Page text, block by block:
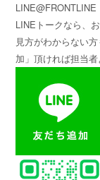
LINE@FRONTLINE
LINEトークなら、
見方がわからない
加」頂ければ担当